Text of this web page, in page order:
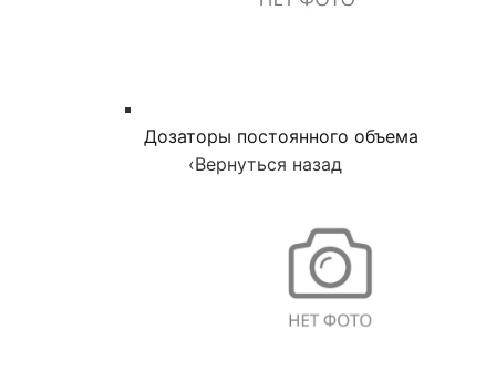
Дозаторы постоянного объема
‹Вернуться назад